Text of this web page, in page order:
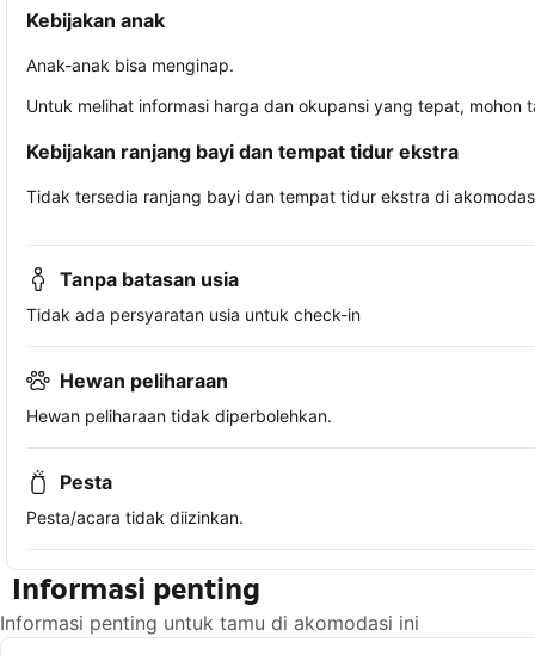
Kebijakan anak
Anak-anak bisa menginap.
Untuk melihat informasi harga dan okupansi yang tepat,
Kebijakan ranjang bayi dan tempat tidur ekstra
Tidak tersedia ranjang bayi dan tempat tidur ekstra di
Tanpa batasan usia
Tidak ada persyaratan usia untuk check-in
Hewan peliharaan
Hewan peliharaan tidak diperbolehkan.
Pesta
Pesta/acara tidak diizinkan.
Informasi penting
Informasi penting untuk tamu di akomodasi ini